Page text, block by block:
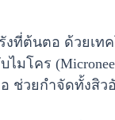
งที่ต้นตอ ด้วยเท
ไมโคร
ช่วยกำจัดทั้งสิว